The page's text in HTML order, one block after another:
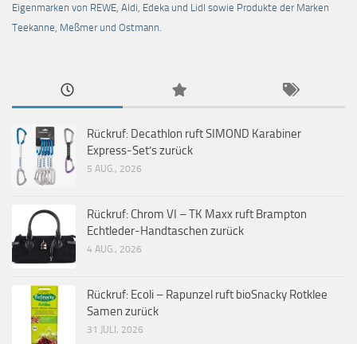
Eigenmarken von REWE, Aldi, Edeka und Lidl sowie Produkte der Marken
Teekanne, Meßmer und Ostmann.
Rückruf: Decathlon ruft SIMOND Karabiner
Express-Set’s zurück
5 AUG., 2026
Rückruf: Chrom VI – TK Maxx ruft Brampton
Echtleder-Handtaschen zurück
4 AUG., 2026
Rückruf: Ecoli – Rapunzel ruft bioSnacky Rotklee
Samen zurück
31 JULI, 2026